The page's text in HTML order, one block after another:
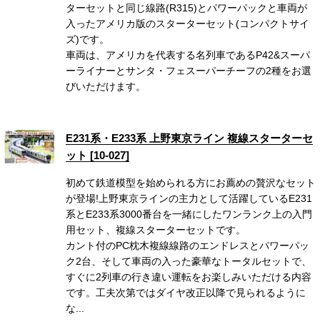
ターセットと同じ線路(R315)とパワーパックと車両が
入ったアメリカ版のスターターセット(コンパクトサイ
ズ)です。
車両は、アメリカを代表する名列車であるP42&スーパ
ーライナーとサンタ・フェスーパーチーフの2種をお選
びいただけます。
E231系・E233系 上野東京ライン 複線スターターセ
ット [10-027]
初めて鉄道模型を始められる方にお薦めの贅沢なセット
が登場!上野東京ラインの主力として活躍しているE231
系とE233系3000番台を一緒にしたワンランク上の入門
用セット、複線スターターセットです。
カント付のPC枕木複線線路のエンドレスとパワーパッ
ク2台、そして車両の入った豪華なトータルセットで、
すぐに2列車の行き違い運転をお楽しみいただける内容
です。工夫次第ではダイヤ改正以降で見られるように
な...